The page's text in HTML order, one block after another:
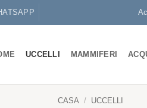
UCCELLI MAMMIFERI
CASA / UCCELLI